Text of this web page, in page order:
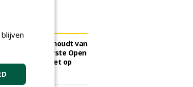
Nederland houdt van
het eerste Open
Croquet op